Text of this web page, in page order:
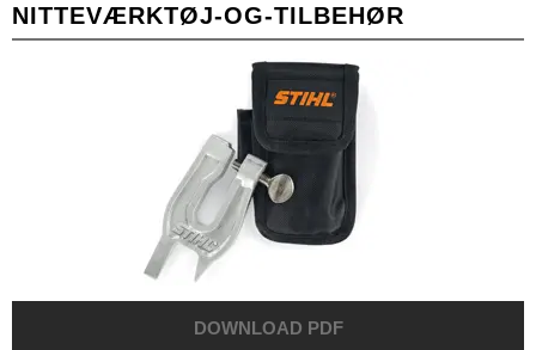
NITTEVÆRKTØJ-OG-TILBEHØR